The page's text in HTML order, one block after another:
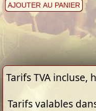
AJOUTER AU PANIER
Tarifs TVA
Tarifs valables